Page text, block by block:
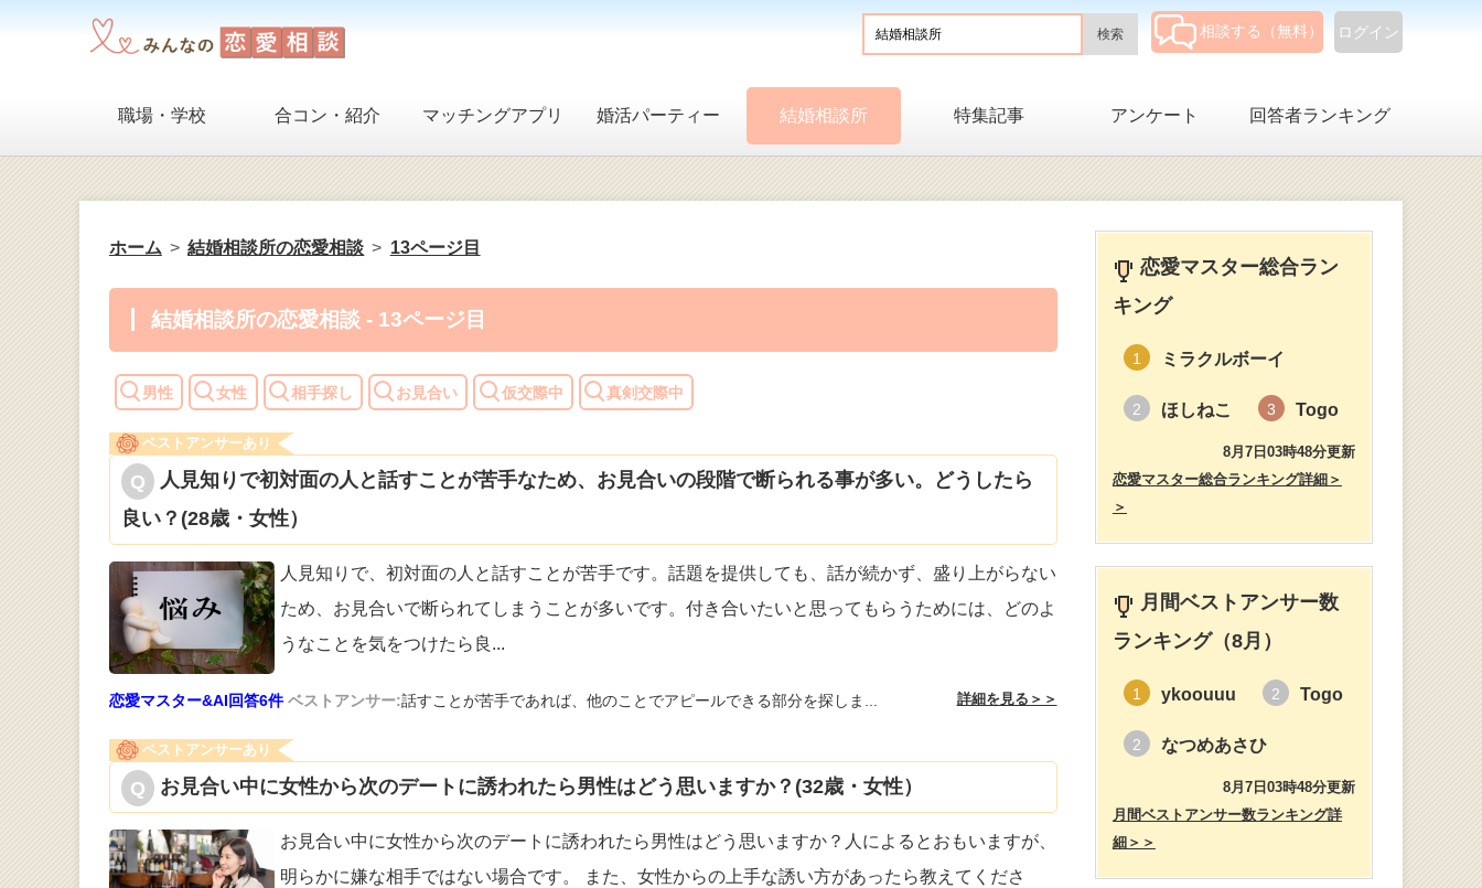
ログイン
相談する（無料）
職場・学校 合コン・紹介 マッチングアプリ 婚活パーティー 結婚相談所 特集記事 アンケート 回答者ランキング
ホーム 結婚相談所の恋愛相談 13ページ目
結婚相談所の恋愛相談 - 13ページ目
男性 女性 相手探し お見合い 仮交際中 真剣交際中
ベストアンサーあり
人見知りで初対面の人と話すことが苦手なため、お見合いの段階で断られる事が多い。どうしたら
良い？(28歳・女性）
人見知りで、初対面の人と話すことが苦手です。話題を提供しても、話が続かず、盛り上がらない
ため、お見合いで断られてしまうことが多いです。付き合いたいと思ってもらうためには、どのよ
うなことを気をつけたら良 ...
恋愛マスター&AI回答6件 ベストアンサー:話すことが苦手であれば、他のことでアピールできる部分を探しま... 詳細を見る＞＞
ベストアンサーあり
お見合い中に女性から次のデートに誘われたら男性はどう思いますか？(32歳・女性）
お見合い中に女性から次のデートに誘われたら男性はどう思いますか？人によるとおもいますが、
明らかに嫌な相手ではない場合です。 また、女性からの上手な誘い方があったら教えてくださ
恋愛マスター総合ラン
キング
1 ミラクルボーイ
2 ほしねこ 3 Togo
8月7日03時48分更新
恋愛マスター総合ランキング詳細＞
＞
月間ベストアンサー数
ランキング（8月）
1 ykoouuu 2 Togo
2 なつめあさひ
8月7日03時48分更新
月間ベストアンサー数ランキング詳
細＞＞